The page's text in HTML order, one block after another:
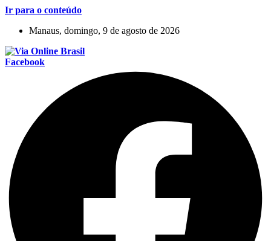
Ir para o conteúdo
Manaus, domingo, 9 de agosto de 2026
Facebook